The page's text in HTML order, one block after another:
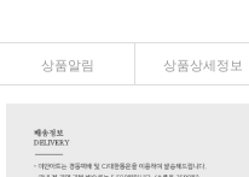
상품알림 상품상세정보